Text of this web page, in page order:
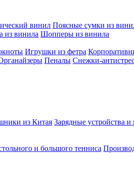
винил Поясные сумки из
из винила Шопперы из винила
Игрушки из фетра
Пеналы Снежки-
из Китая Зарядные устройства и
и большого тенниса